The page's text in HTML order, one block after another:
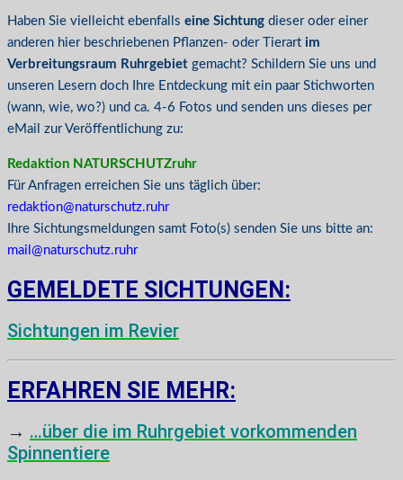
Haben Sie vielleicht ebenfalls eine Sichtung dieser oder einer
anderen hier beschriebenen Pflanzen- oder Tierart im
Verbreitungsraum Ruhrgebiet gemacht? Schildern Sie uns und
unseren Lesern doch Ihre Entdeckung mit ein paar Stichworten
(wann, wie, wo?) und ca. 4-6 Fotos und senden uns dieses per
eMail zur Veröffentlichung zu:
Redaktion NATURSCHUTZruhr
Für Anfragen erreichen Sie uns täglich über:
redaktion@naturschutz.ruhr
Ihre Sichtungsmeldungen samt Foto(s) senden Sie uns bitte an:
mail@naturschutz.ruhr
GEMELDETE SICHTUNGEN:
Sichtungen im Revier
ERFAHREN SIE MEHR:
→ …über die im Ruhrgebiet vorkommenden
Spinnentiere